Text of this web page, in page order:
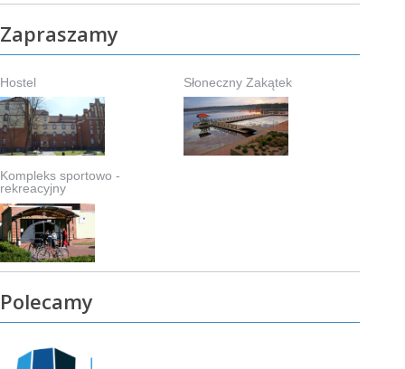
Zapraszamy
Hostel Słoneczny Zakątek
Kompleks sportowo -
rekreacyjny
Polecamy